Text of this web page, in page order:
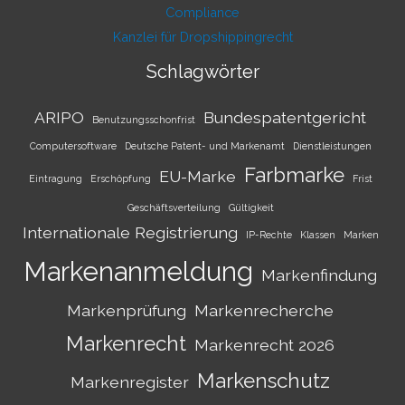
Compliance
Kanzlei für Dropshippingrecht
Schlagwörter
ARIPO Benutzungsschonfrist Bundespatentgericht
Computersoftware Deutsche Patent- und Markenamt Dienstleistungen
Eintragung Erschöpfung EU-Marke Farbmarke Frist
Geschäftsverteilung Gültigkeit
Internationale Registrierung IP-Rechte Klassen Marken
Markenanmeldung Markenfindung
Markenprüfung Markenrecherche
Markenrecht Markenrecht 2026
Markenregister Markenschutz